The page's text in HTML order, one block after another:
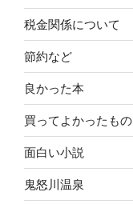
税金関係について
節約など
良かった本
買ってよかったもの
面白い小説
鬼怒川温泉